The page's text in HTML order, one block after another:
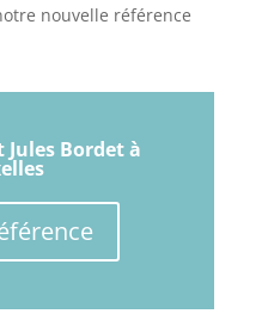
nouvelle référence
Bordet à